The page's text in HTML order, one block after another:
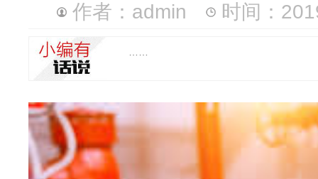
作者：admin 时间：